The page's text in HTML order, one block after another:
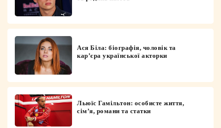
Ася Біла: біографія, чоловік та
кар’єра української акторки
Льюїс Гамільтон: особисте життя,
сім’я, романи та статки